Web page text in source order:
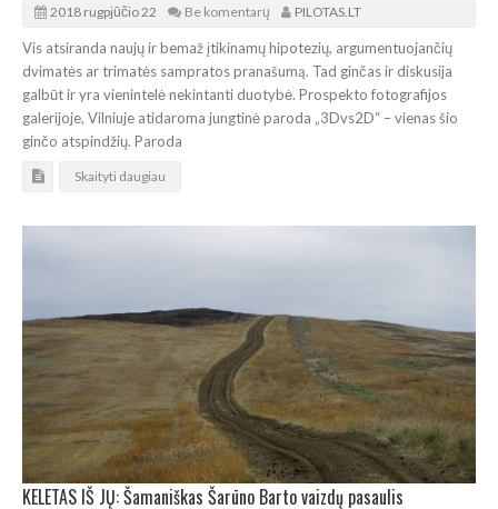
2018 rugpjūčio 22 Be komentarų PILOTAS.LT
Vis atsiranda naujų ir bemaž įtikinamų hipotezių, argumentuojančių
dvimatės ar trimatės sampratos pranašumą. Tad ginčas ir diskusija
galbūt ir yra vienintelė nekintanti duotybė. Prospekto fotografijos
galerijoje, Vilniuje atidaroma jungtinė paroda „3Dvs2D“ – vienas šio
ginčo atspindžių. Paroda
Skaityti daugiau
KELETAS IŠ JŲ: Šamaniškas Šarūno Barto vaizdų pasaulis